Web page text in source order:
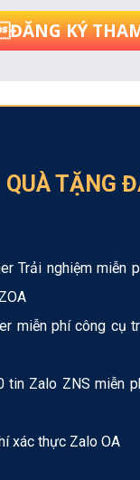
KÝ
QUÀ TẶNG
nghiệm miễn
phí công cụ
Zalo ZNS miễn
thực Zalo OA